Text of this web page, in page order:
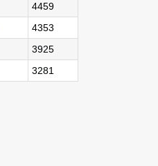
4459
4353
3925
3281